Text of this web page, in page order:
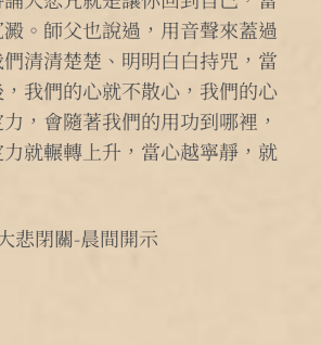
。師父也說過，用音聲來蓋過
清清楚楚、明明白白持咒，當
我們的心就不散心，我們的心
，會隨著我們的用功到哪裡，
就輾轉上升，當心越寧靜，就
悲閉關-晨間開示